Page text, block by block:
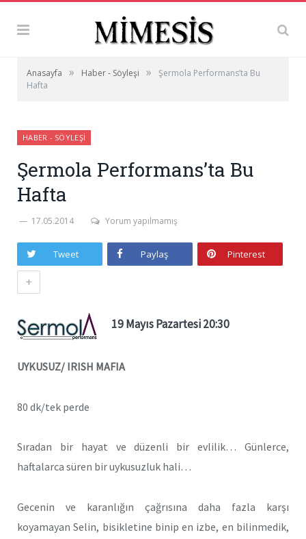
Anasayfa » Haber - Söyleşi »
Şermola Performans’ta Bu
Hafta
HABER - SÖYLEŞI
Şermola Performans’ta Bu
Hafta
17.05.2014 Yorum yapılmamış
Tweet Paylaş Pinterest
+
19 Mayıs Pazartesi 20:30
UYKUSUZ/ IRISH MAFIA
80 dk/tek perde
Sıradan bir hayat ve düzenli bir evlilik… Günlerce,
haftalarca süren bir uykusuzluk hali…
Gecenin ve karanlığın çağrısına daha fazla karşı
koyamayan Selin, bisikletine binip en izbe, en bilinmedik,